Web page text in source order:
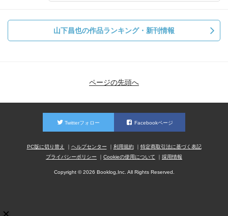
山下昌也の作品ランキング・新刊情報
ページの先頭へ
Twitterフォロー Facebookページ
PC版に切り替え ヘルプセンター 利用規約
特定商取引法に基づく表記
プライバシーポリシー
Cookieの使用について 採用情報
Copyright © 2026 Booklog,Inc. All Rights Reserved.